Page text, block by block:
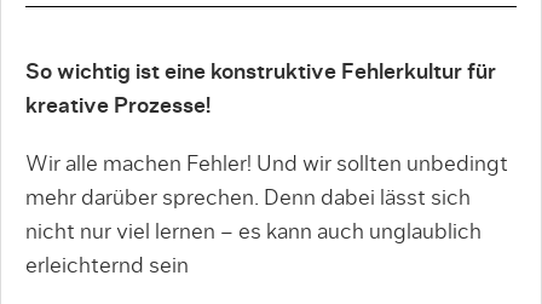
So wichtig ist eine konstruktive Fehlerkultur für
kreative Prozesse!
Wir alle machen Fehler! Und wir sollten unbedingt
mehr darüber sprechen. Denn dabei lässt sich
nicht nur viel lernen – es kann auch unglaublich
erleichternd sein